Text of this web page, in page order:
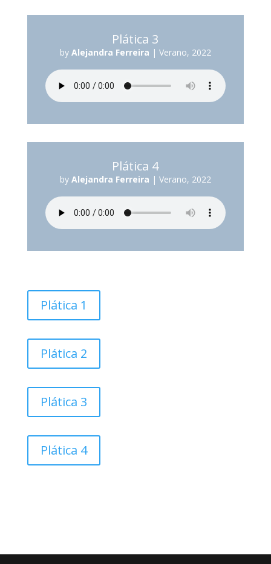
Plática 3
by Alejandra Ferreira | Verano, 2022
Plática 4
by Alejandra Ferreira | Verano, 2022
Plática 1
Plática 2
Plática 3
Plática 4